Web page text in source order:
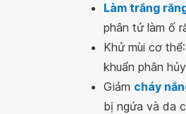
Làm trắng
phân tử làm ố
Khử mùi cơ
khuẩn phân
Giảm cháy
bị ngứa và da